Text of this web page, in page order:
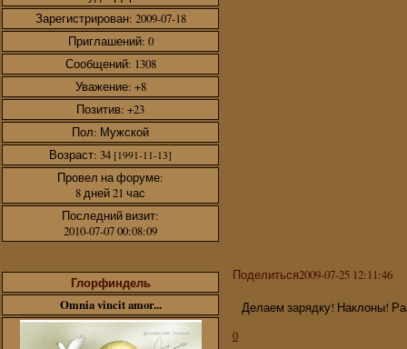
Зарегистрирован: 2009-07-18
Приглашений: 0
Сообщений: 1308
Уважение: +8
Позитив: +23
Пол: Мужской
Возраст: 34 [1991-11-13]
Провел на форуме:
8 дней 21 час
Последний визит:
2010-07-07 00:08:09
Поделиться2009-07-25 12:11:46
Глорфиндель
Omnia vincit amor...
Делаем зарядку! Наклоны!
0